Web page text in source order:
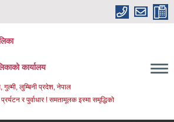
कार्यालय
लुम्बिनी प्रदेश, नेपाल
र पुर्वाधार ! समतामूलक इस्मा समृद्धिको